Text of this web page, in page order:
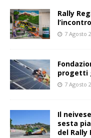
Rally
7 Agosto
progetti
7 Agosto
Il
sesta
del Rally